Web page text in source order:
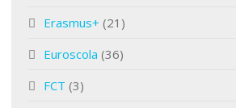
Erasmus+ (21)
Euroscola (36)
FCT (3)